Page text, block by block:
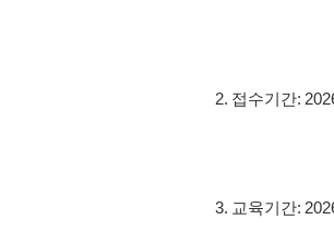
2. 접수기간:
3. 교육기간: